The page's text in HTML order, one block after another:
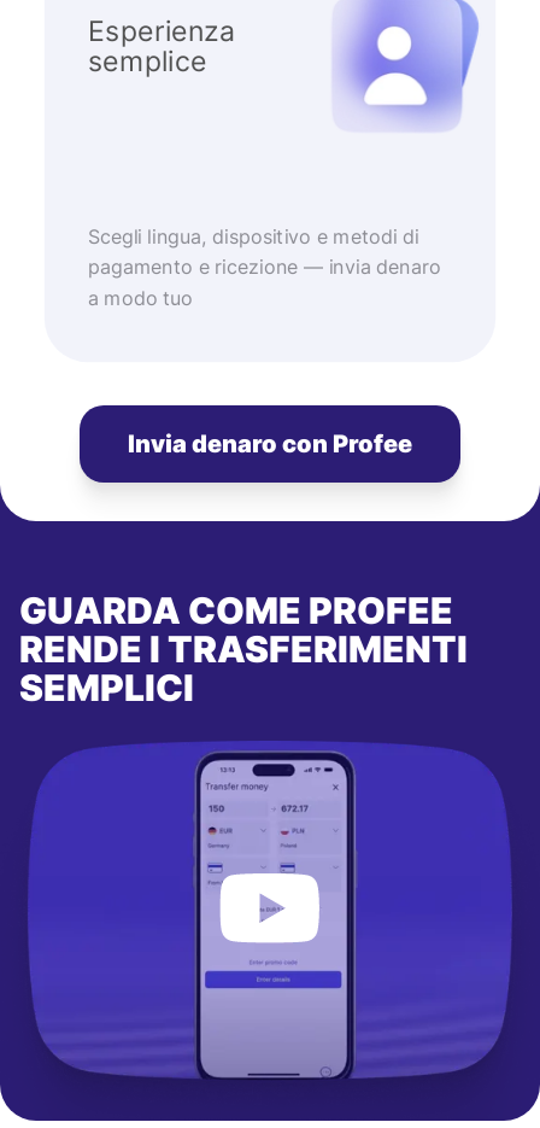
Esperienza
semplice
Scegli lingua, dispositivo e metodi di
pagamento e ricezione — invia denaro
a modo tuo
Invia denaro con Profee
GUARDA COME PROFEE
RENDE I TRASFERIMENTI
SEMPLICI